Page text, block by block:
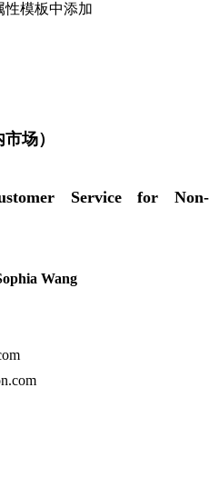
性模板中添加
系人-国内市场）
Service for Non-
王小姐
Wang